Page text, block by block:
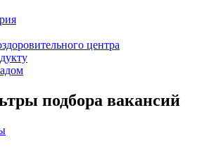
центра
подбора вакансий